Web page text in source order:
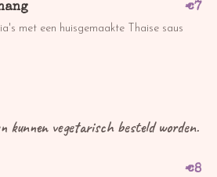
met een huisgemaakte Thaise saus
€7
kunnen vegetarisch besteld worden.
€8